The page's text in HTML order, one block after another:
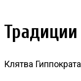
Традиции
Клятва Гиппократа